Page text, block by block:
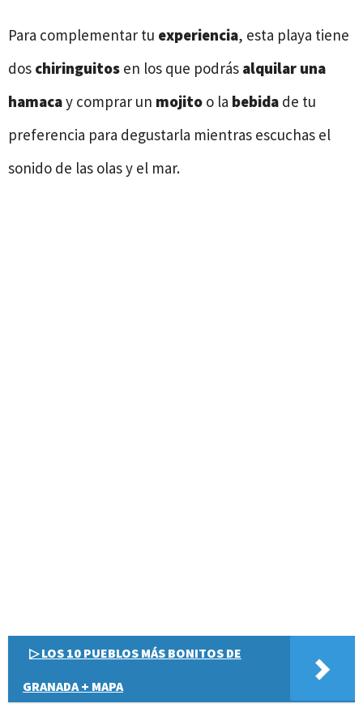
Para complementar tu experiencia, esta playa tiene
dos chiringuitos en los que podrás alquilar una
hamacay comprar un mojito o la bebida de tu
preferencia para degustarla mientras escuchas el
sonido de las olas y el mar.
▷ LOS 10 PUEBLOS MÁS BONITOS DE
GRANADA + MAPA